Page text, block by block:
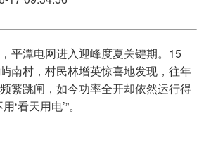
煤炭
电力
新能源
平潭电网进入迎峰度夏关键期。15
南村，村民林增英惊喜地发现，往年
繁跳闸，如今功率全开却依然运行得
‘看天用电’”。